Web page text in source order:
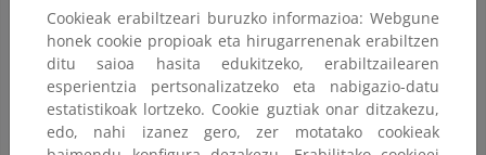
Cookieak erabiltzeari buruzko informazioa: Webgune
honek cookie propioak eta hirugarrenenak erabiltzen
ditu saioa hasita edukitzeko, erabiltzailearen
esperientzia pertsonalizatzeko eta nabigazio-datu
estatistikoak lortzeko. Cookie guztiak onar ditzakezu,
edo, nahi izanez gero, zer motatako cookieak